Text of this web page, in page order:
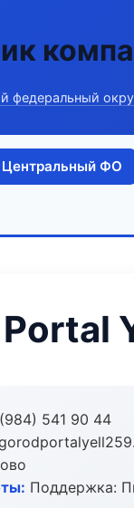
федеральный
Центральный ФО
541 90 44
Поддержка: